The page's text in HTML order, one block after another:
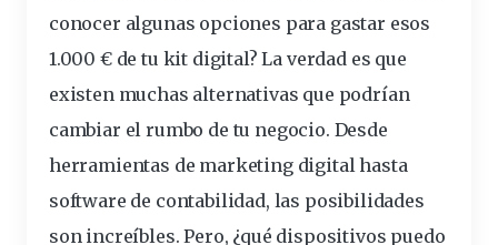
conocer algunas opciones para gastar esos
1.000 € de tu kit digital? La verdad es que
existen muchas alternativas que podrían
cambiar el rumbo de tu negocio. Desde
herramientas de marketing digital hasta
software de contabilidad, las posibilidades
son increíbles. Pero, ¿qué dispositivos puedo